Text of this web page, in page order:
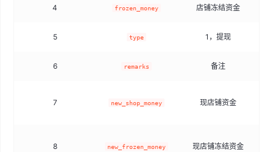
4 frozen_money 店铺冻结资金
5 type 1，提现
6 remarks 备注
7 new_shop_money 现店铺资金
8 new_frozen_money 现店铺冻结资金